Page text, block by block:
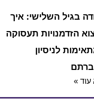
בגיל השלישי: איך
הזדמנויות תעסוקה
לניסיון
עוד »